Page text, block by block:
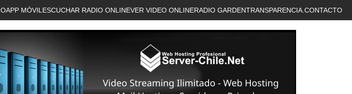
APP MÓVIL ESCUCHAR RADIO ONLINEVER VIDEO ONLINERADIO GARDENTRANSPARENCIA. CONTACTO